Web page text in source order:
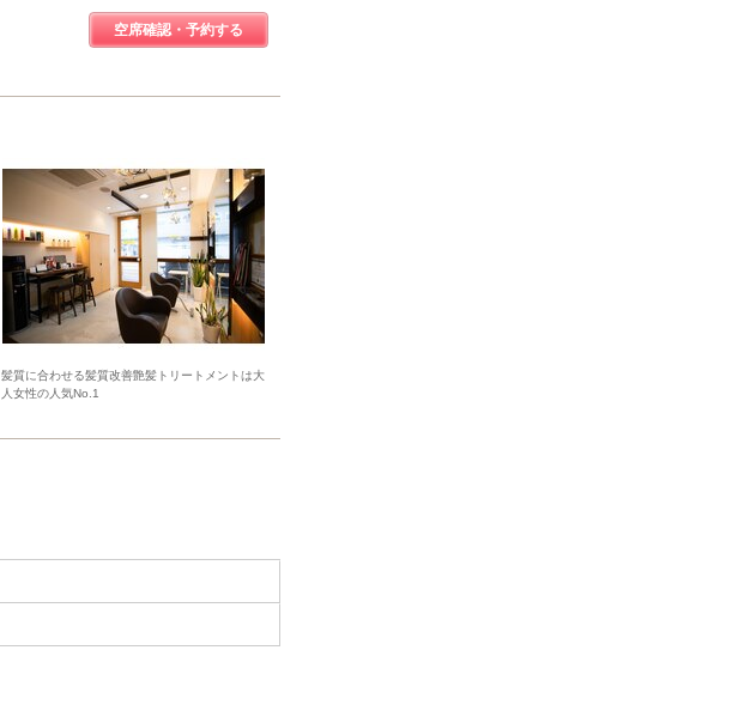
空席確認・予約する
髪質に合わせる髪質改善艶髪トリートメントは大
人女性の人気No.1